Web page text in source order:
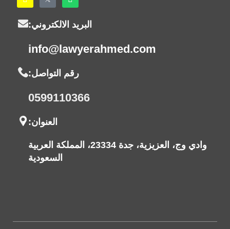
البريد الالكتروني:
info@lawyerahmed.com
رقم التواصل:
0599110366
العنوان:
وادي وج، العزيزية، جدة 23334، المملكة العربية
السعودية